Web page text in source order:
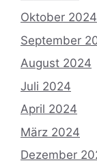
Oktober 2024
September
August 2024
Juli 2024
April 2024
März 2024
Dezember